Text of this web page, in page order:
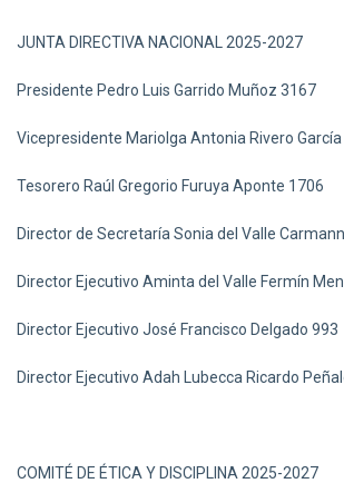
JUNTA DIRECTIVA NACIONAL 2025-2027
Presidente Pedro Luis Garrido Muñoz 3167
Vicepresidente Mariolga Antonia Rivero
Tesorero Raúl Gregorio Furuya Aponte 1706
Director de Secretaría Sonia del Valle
Director Ejecutivo Aminta del Valle Fermín
Director Ejecutivo José Francisco Delgado 993
Director Ejecutivo Adah Lubecca Ricardo
COMITÉ DE ÉTICA Y DISCIPLINA 2025-2027